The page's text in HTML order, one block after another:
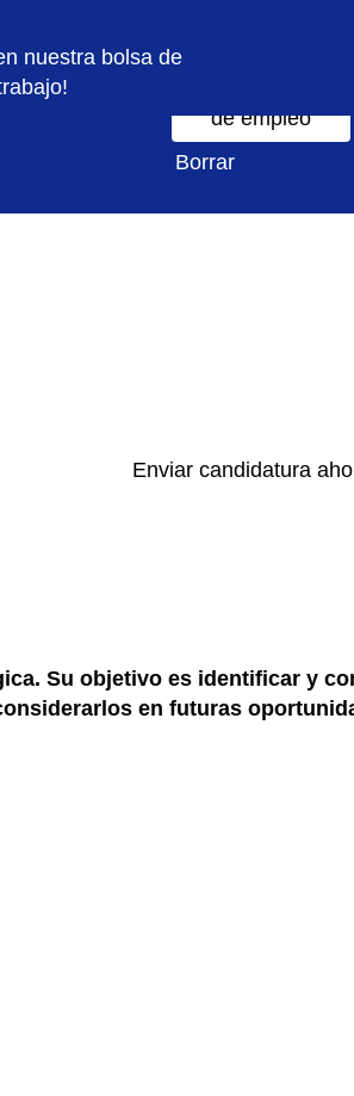
nuestra bolsa de
Borrar
Enviar candidatura
Su objetivo es identificar y
en futuras